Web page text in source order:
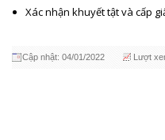
Xác nhận khuyết tật và cấp
Cập nhật: 04/01/2022 Lượt